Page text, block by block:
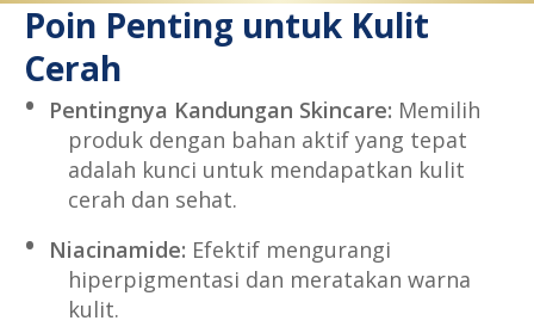
Poin Penting untuk Kulit
Cerah
Pentingnya Kandungan Skincare: Memilih
produk dengan bahan aktif yang tepat
adalah kunci untuk mendapatkan kulit
cerah dan sehat.
Niacinamide: Efektif mengurangi
hiperpigmentasi dan meratakan warna
kulit.